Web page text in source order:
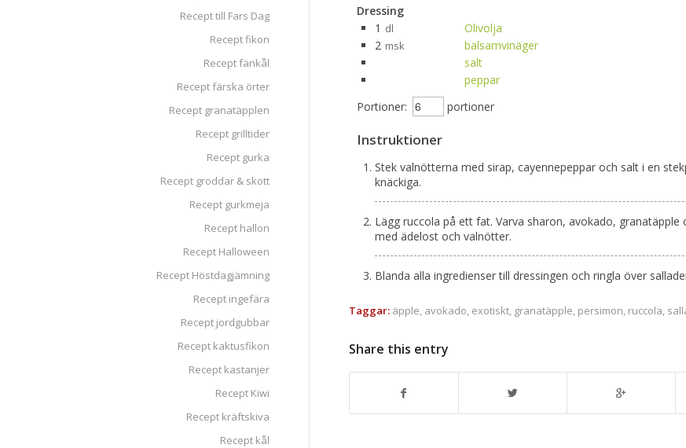
Dressing
1 dl
Olivolja
2 msk
balsamvinäger
salt
peppar
Portioner:
portioner
Instruktioner
Stek valnötterna med sirap, cayennepeppar och salt i en
knäckiga.
Lägg ruccola på ett fat. Varva sharon, avokado, granatäpple
med ädelost och valnötter.
Blanda alla ingredienser till dressingen och ringla över
Taggar: äpple, avokado, exotiskt, granatäpple, persimon, ruccola,
Share this entry
Recept till Fars Dag
Recept fikon
Recept fänkål
Recept färska örter
Recept granatäpplen
Recept grilltider
Recept gurka
Recept groddar & skott
Recept gurkmeja
Recept hallon
Recept Halloween
Recept Höstdagjämning
Recept ingefära
Recept jordgubbar
Recept kaktusfikon
Recept kastanjer
Recept Kiwi
Recept kräftskiva
Recept kål